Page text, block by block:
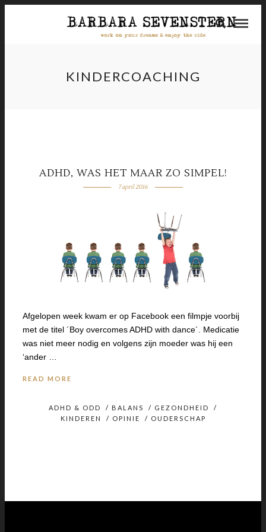
KINDERCOACHING
ADHD, WAS HET MAAR ZO SIMPEL!
7 april 2016
Afgelopen week kwam er op Facebook een filmpje voorbij
met de titel ´Boy overcomes ADHD with dance´. Medicatie
was niet meer nodig en volgens zijn moeder was hij een
‘ander …
READ MORE
ADHD & ODD / BALANS / GEZONDHEID
/
KINDEREN
/ OPINIE / OUDERSCHAP